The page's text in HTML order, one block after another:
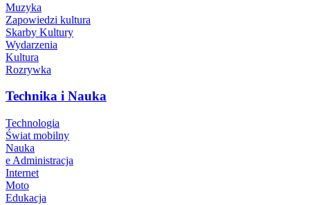
Muzyka
Zapowiedzi kultura
Skarby Kultury
Wydarzenia
Kultura
Rozrywka
Technika i Nauka
Technologia
Świat mobilny
Nauka
e Administracja
Internet
Moto
Edukacja